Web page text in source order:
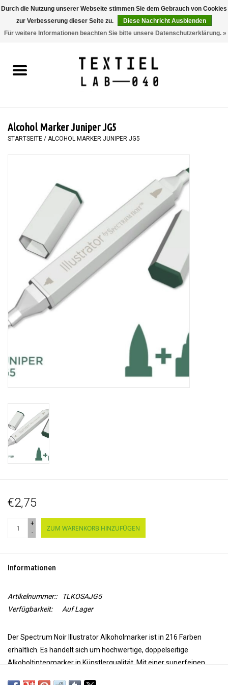
0 Artikel - €0,00
BÜCHER
MALEN
WORKSHOPS
SPECIALS
WERKZEUGE
Alcohol Marker Juniper JG5
STARTSEITE / ALCOHOL MARKER JUNIPER JG5
€2,75
+
-
ZUM WARENKORB HINZUFÜGEN
Informationen
Artikelnummer::
TLKOSAJG5
Verfügbarkeit:
Auf Lager
Der Spectrum Noir Illustrator Alkoholmarker ist in 216 Farben
erhältlich. Es handelt sich um hochwertige, doppelseitige
Alkoholtintenmarker in Künstlerqualität. Mit einer superfeinen
Durch die Nutzung unserer Webseite stimmen Sie dem Gebrauch von Cookies
zur Verbesserung dieser Seite zu.
Diese Nachricht Ausblenden
Für weitere Informationen beachten Sie bitte unsere Datenschutzerklärung. »